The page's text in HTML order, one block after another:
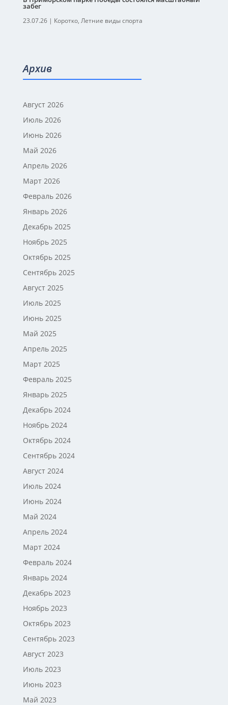
забег
23.07.26| Коротко, Летние виды спорта
Архив
Август 2026
Июль 2026
Июнь 2026
Май 2026
Апрель 2026
Март 2026
Февраль 2026
Январь 2026
Декабрь 2025
Ноябрь 2025
Октябрь 2025
Сентябрь 2025
Август 2025
Июль 2025
Июнь 2025
Май 2025
Апрель 2025
Март 2025
Февраль 2025
Январь 2025
Декабрь 2024
Ноябрь 2024
Октябрь 2024
Сентябрь 2024
Август 2024
Июль 2024
Июнь 2024
Май 2024
Апрель 2024
Март 2024
Февраль 2024
Январь 2024
Декабрь 2023
Ноябрь 2023
Октябрь 2023
Сентябрь 2023
Август 2023
Июль 2023
Июнь 2023
Май 2023